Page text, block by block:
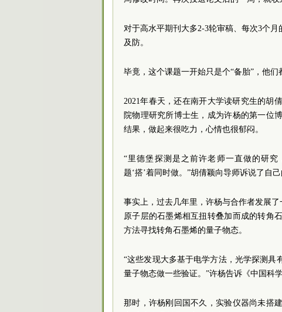
对于高水平期刊大多2-3轮审稿、每次3个
及防。
毕竟，这个课题一开始只是个“备胎”，他们
2021年春天，还在南开大学读研究生的胡
院物理研究所博士生，成为许杨的第一位
结果，做起来很吃力，心情也很郁闷。
“里德堡探测是之前许老师一直做的研
题‘搭’着同时做。”胡倩颖向导师诉说了自
事实上，过去几年里，许杨与合作者发展
原子层的石墨烯相互扭转叠加而成的转角
方法寻找转角石墨烯的量子物态。
“这些发现大多基于电学方法，光学探测具
量子物态做一些验证。”许杨告诉《中国科
那时，许杨刚回国不久，实验仪器尚未搭